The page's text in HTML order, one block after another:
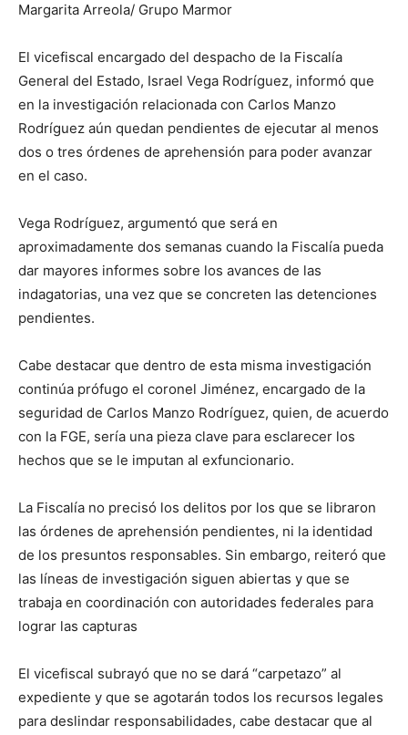
Margarita Arreola/ Grupo Marmor
El vicefiscal encargado del despacho de la Fiscalía
General del Estado, Israel Vega Rodríguez, informó que
en la investigación relacionada con Carlos Manzo
Rodríguez aún quedan pendientes de ejecutar al menos
dos o tres órdenes de aprehensión para poder avanzar
en el caso.
Vega Rodríguez, argumentó que será en
aproximadamente dos semanas cuando la Fiscalía pueda
dar mayores informes sobre los avances de las
indagatorias, una vez que se concreten las detenciones
pendientes.
Cabe destacar que dentro de esta misma investigación
continúa prófugo el coronel Jiménez, encargado de la
seguridad de Carlos Manzo Rodríguez, quien, de acuerdo
con la FGE, sería una pieza clave para esclarecer los
hechos que se le imputan al exfuncionario.
La Fiscalía no precisó los delitos por los que se libraron
las órdenes de aprehensión pendientes, ni la identidad
de los presuntos responsables. Sin embargo, reiteró que
las líneas de investigación siguen abiertas y que se
trabaja en coordinación con autoridades federales para
lograr las capturas
El vicefiscal subrayó que no se dará “carpetazo” al
expediente y que se agotarán todos los recursos legales
para deslindar responsabilidades, cabe destacar que al